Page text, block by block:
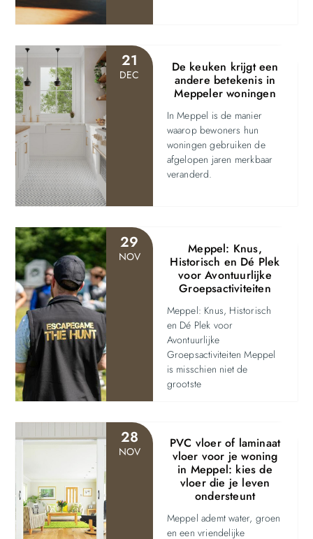
21
DEC
De keuken krijgt een
andere betekenis in
Meppeler woningen
In Meppel is de manier
waarop bewoners hun
woningen gebruiken de
afgelopen jaren merkbaar
veranderd.
29
NOV
Meppel: Knus,
Historisch en Dé Plek
voor Avontuurlijke
Groepsactiviteiten
Meppel: Knus, Historisch
en Dé Plek voor
Avontuurlijke
Groepsactiviteiten Meppel
is misschien niet de
grootste
28
NOV
PVC vloer of laminaat
vloer voor je woning
in Meppel: kies de
vloer die je leven
ondersteunt
Meppel ademt water, groen
en een vriendelijke